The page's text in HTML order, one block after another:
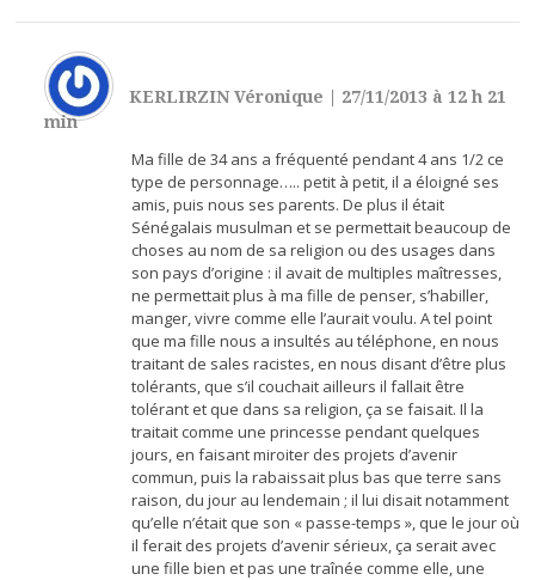
KERLIRZIN Véronique
27/11/2013 à 12 h 21
min
Ma fille de 34 ans a fréquenté pendant 4 ans 1/2 ce
type de personnage….. petit à petit, il a éloigné ses
amis, puis nous ses parents. De plus il était
Sénégalais musulman et se permettait beaucoup de
choses au nom de sa religion ou des usages dans
son pays d’origine : il avait de multiples maîtresses,
ne permettait plus à ma fille de penser, s’habiller,
manger, vivre comme elle l’aurait voulu. A tel point
que ma fille nous a insultés au téléphone, en nous
traitant de sales racistes, en nous disant d’être plus
tolérants, que s’il couchait ailleurs il fallait être
tolérant et que dans sa religion, ça se faisait. Il la
traitait comme une princesse pendant quelques
jours, en faisant miroiter des projets d’avenir
commun, puis la rabaissait plus bas que terre sans
raison, du jour au lendemain ; il lui disait notamment
qu’elle n’était que son « passe-temps », que le jour où
il ferait des projets d’avenir sérieux, ça serait avec
une fille bien et pas une traînée comme elle, une